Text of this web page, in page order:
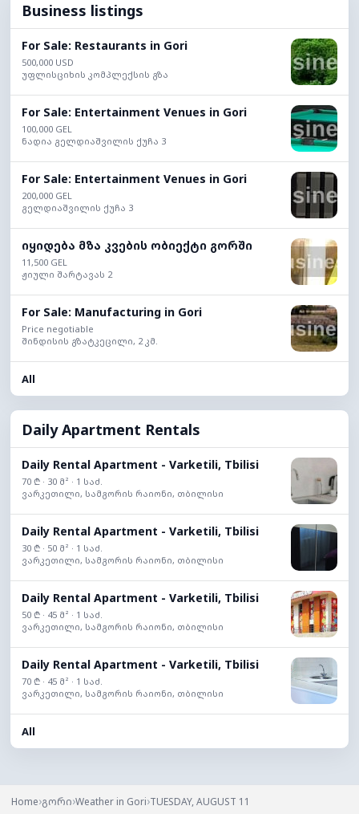
Business listings
For Sale: Restaurants in Gori
500,000 USD
უფლისციხის კომპლექსის გზა
For Sale: Entertainment Venues in Gori
100,000 GEL
ნადია გელდიაშვილის ქუჩა 3
For Sale: Entertainment Venues in Gori
200,000 GEL
გელდიაშვილის ქუჩა 3
იყიდება მზა კვების ობიექტი გორში
11,500 GEL
ჟიული შარტავას 2
For Sale: Manufacturing in Gori
Price negotiable
შინდისის გზატკეცილი, 2 კმ.
All
Daily Apartment Rentals
Daily Rental Apartment - Varketili, Tbilisi
70 ₾ · 30 მ² · 1 საძ.
ვარკეთილი, სამგორის რაიონი, თბილისი
Daily Rental Apartment - Varketili, Tbilisi
30 ₾ · 50 მ² · 1 საძ.
ვარკეთილი, სამგორის რაიონი, თბილისი
Daily Rental Apartment - Varketili, Tbilisi
50 ₾ · 45 მ² · 1 საძ.
ვარკეთილი, სამგორის რაიონი, თბილისი
Daily Rental Apartment - Varketili, Tbilisi
70 ₾ · 45 მ² · 1 საძ.
ვარკეთილი, სამგორის რაიონი, თბილისი
All
Home›გორი›Weather in Gori›TUESDAY, AUGUST 11